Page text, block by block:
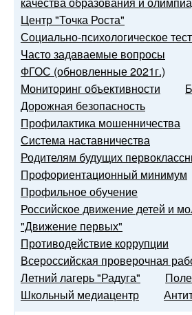
Центр "Точка Роста"
Социально-психологическое
Часто задаваемые вопросы
ФГОС (обновленные 2021г.)
Мониторинг объективности
Дорожная безопасность
Профилактика мошенничества
Система наставничества
Родителям будущих
Профориентационный минимум
Профильное обучение
Российское движение детей и
"Движение первых"
Противодействие коррупции
Всероссийская проверочная
Летний лагерь "Радуга"
Школьный медиацентр